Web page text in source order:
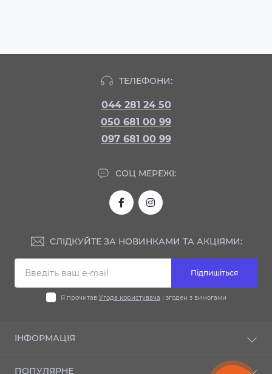
ТЕЛЕФОНИ:
044 281 24 50
050 681 00 99
097 681 00 99
СОЦ МЕРЕЖІ:
СЛІДКУЙТЕ ЗА НОВИНКАМИ ТА АКЦІЯМИ:
Підпишіться
Я прочитав Угода користувача і згоден з вимогами
ІНФОРМАЦІЯ
ПОПУЛЯРНЕ